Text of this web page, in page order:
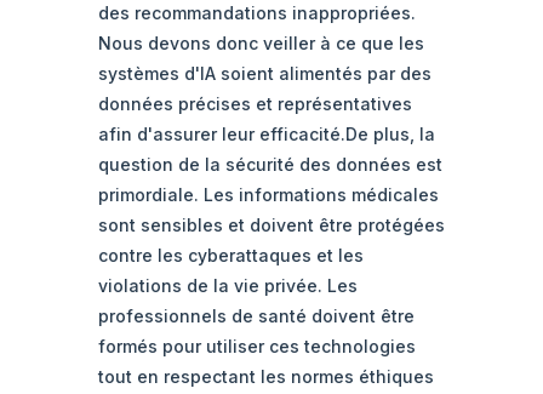
des recommandations inappropriées.
Nous devons donc veiller à ce que les
systèmes d'IA soient alimentés par des
données précises et représentatives
afin d'assurer leur efficacité.De plus, la
question de la sécurité des données est
primordiale. Les informations médicales
sont sensibles et doivent être protégées
contre les cyberattaques et les
violations de la vie privée. Les
professionnels de santé doivent être
formés pour utiliser ces technologies
tout en respectant les normes éthiques